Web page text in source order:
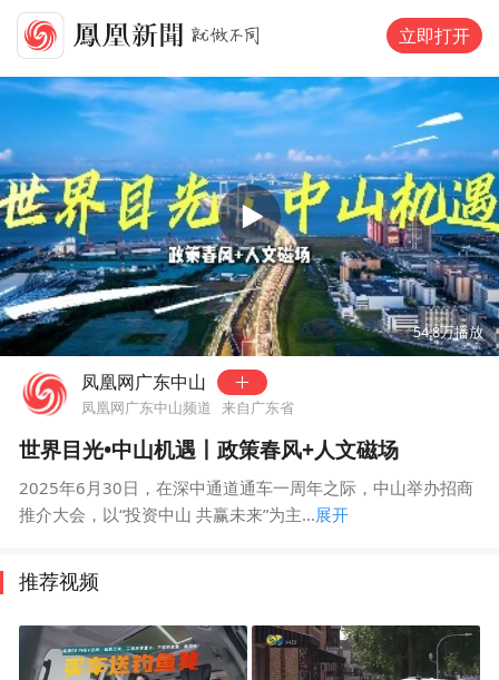
立即打开
00:00 02:18
54.8万播放
凤凰网广东中山
凤凰网广东中山频道 来自广东省
世界目光•中山机遇丨政策春风+人文磁场
2025年6月30日，在深中通道通车一周年之际，中山举办招商
推介大会，以“投资中山 共赢未来”为主...展开
推荐视频